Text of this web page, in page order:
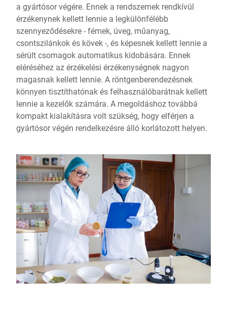
a gyártósor végére. Ennek a rendszernek rendkívül
érzékenynek kellett lennie a legkülönfélébb
szennyeződésekre - fémek, üveg, műanyag,
csontszilánkok és kövek -, és képesnek kellett lennie a
sérült csomagok automatikus kidobására. Ennek
eléréséhez az érzékelési érzékenységnek nagyon
magasnak kellett lennie. A röntgenberendezésnek
könnyen tisztíthatónak és felhasználóbarátnak kellett
lennie a kezelők számára. A megoldáshoz továbbá
kompakt kialakításra volt szükség, hogy elférjen a
gyártósor végén rendelkezésre álló korlátozott helyen.